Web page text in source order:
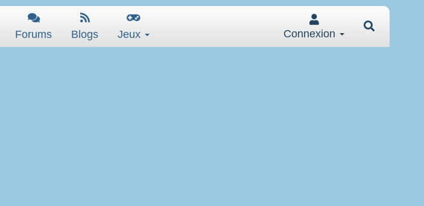
Forums Blogs Jeux Connexion